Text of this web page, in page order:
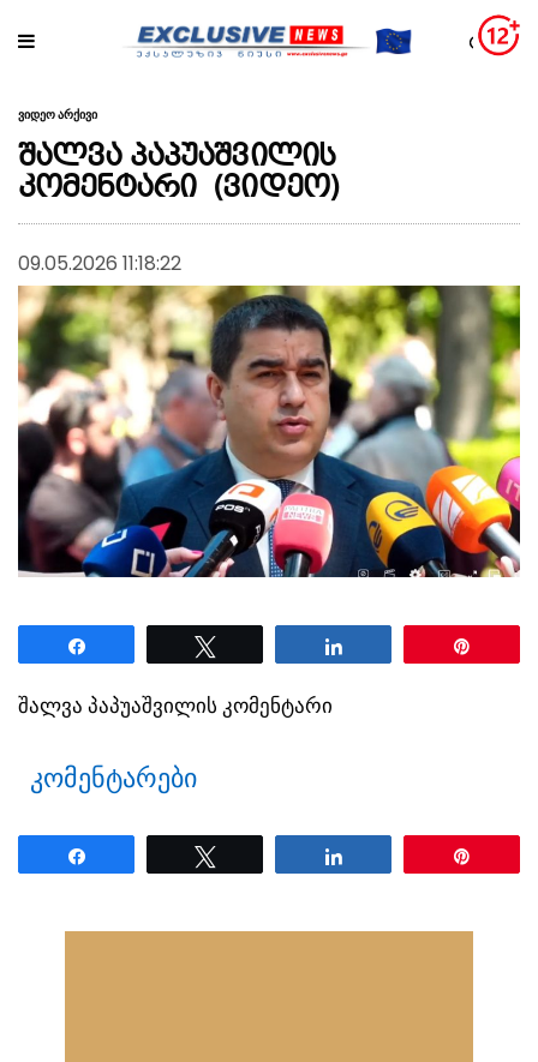
ვიდეო არქივი
შალვა პაპუაშვილის
კომენტარი (ვიდეო)
09.05.2026 11:18:22
შალვა პაპუაშვილის კომენტარი
კომენტარები